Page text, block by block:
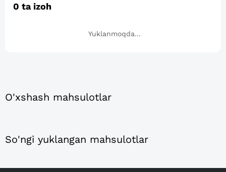
0 ta izoh
Yuklanmoqda...
O'xshash mahsulotlar
So'ngi yuklangan mahsulotlar